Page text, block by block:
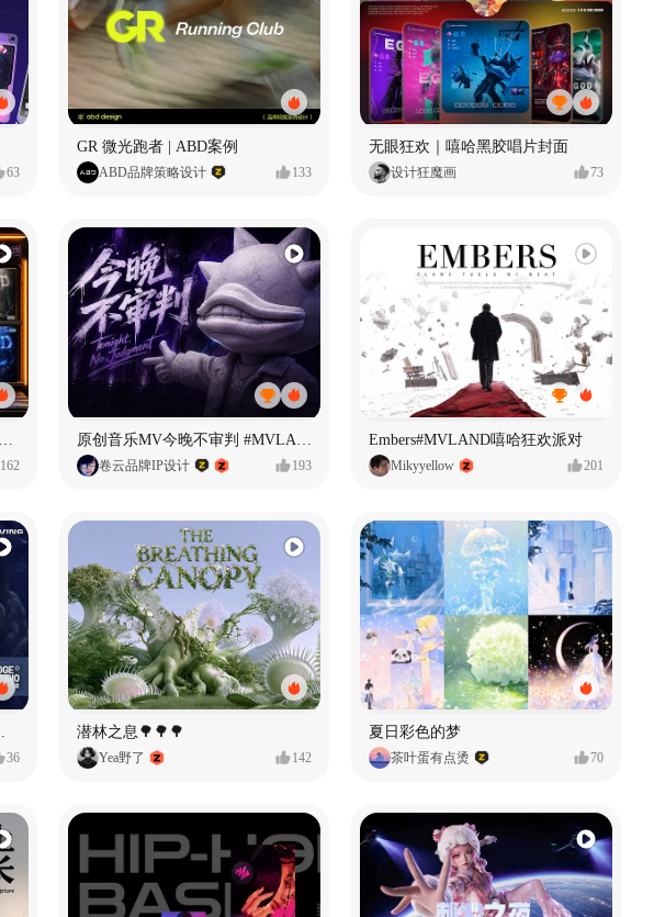
63
GR 微光跑者 | ABD案例
ABD品牌策略设计 133
无眼狂欢｜嘻哈黑胶唱片封面
设计狂魔画 73
162 卷云品牌IP设计 193
Embers#MVLAND嘻哈狂欢派对
Mikyyellow 201
“小女孩”
36
潜林之息🌳🌳🌳
Yea野了 142
夏日彩色的梦
茶叶蛋有点烫 70